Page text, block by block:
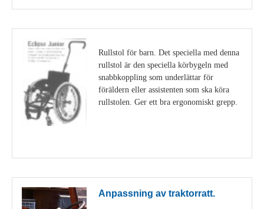
Rullstol för barn. Det speciella med denna
rullstol är den speciella körbygeln med
snabbkoppling som underlättar för
föräldern eller assistenten som ska köra
rullstolen. Ger ett bra ergonomiskt grepp.
Anpassning av traktorratt.